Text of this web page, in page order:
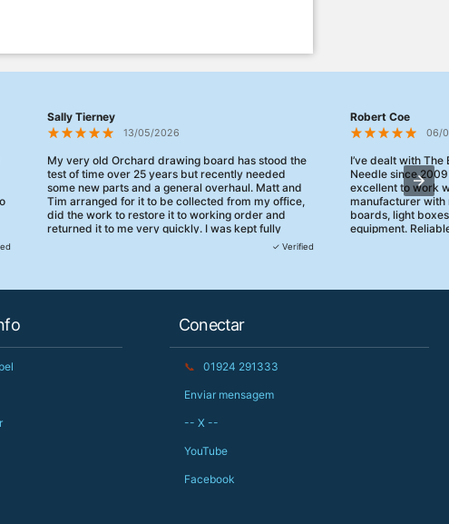
Sally Tierney
13/05/2026
My very old Orchard drawing board has stood the
test of time over 25 years but recently needed
some new parts and a general overhaul. Matt and
Tim arranged for it to be collected from my office,
did the work to restore it to working order and
returned it to me very quickly. I was kept fully
informed and they turned up when they said they
✓ Verified
Robert Coe
06/
I’ve dealt with
Needle since
excellent to work
manufacturer with
boards, light
equipment.
Conectar
📞 01924 291333
Enviar mensagem
-- X --
YouTube
Facebook